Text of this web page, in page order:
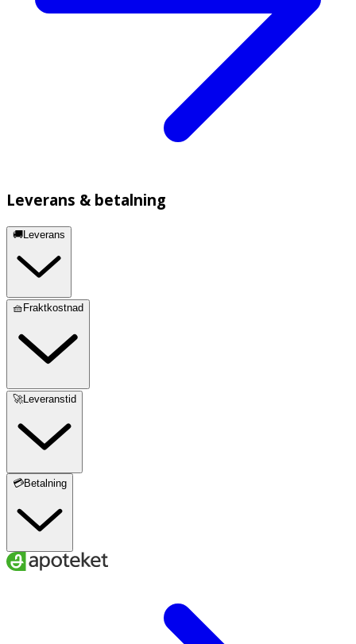
Leverans & betalning
🚚Leverans
🧺Fraktkostnad
🚀Leveranstid
💳Betalning